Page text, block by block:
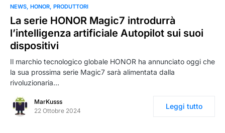
NEWS HONOR PRODUTTORI
La serie HONOR Magic7 introdurrà
l’intelligenza artificiale Autopilot sui suoi
dispositivi
Il marchio tecnologico globale HONOR ha annunciato oggi che
la sua prossima serie Magic7 sarà alimentata dalla
rivoluzionaria…
MarKusss
22 Ottobre 2024
Leggi tutto